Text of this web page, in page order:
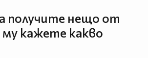
получите нещо от
кажете какво